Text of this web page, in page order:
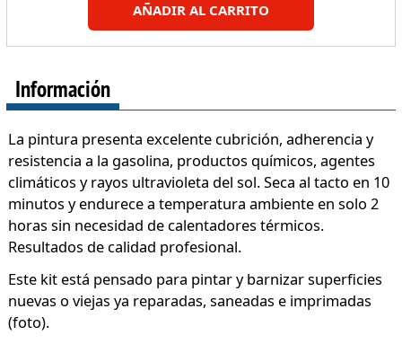
AÑADIR AL CARRITO
Información
La pintura presenta excelente cubrición, adherencia y
resistencia a la gasolina, productos químicos, agentes
climáticos y rayos ultravioleta del sol. Seca al tacto en 10
minutos y endurece a temperatura ambiente en solo 2
horas sin necesidad de calentadores térmicos.
Resultados de calidad profesional.
Este kit está pensado para pintar y barnizar superficies
nuevas o viejas ya reparadas, saneadas e imprimadas
(foto).